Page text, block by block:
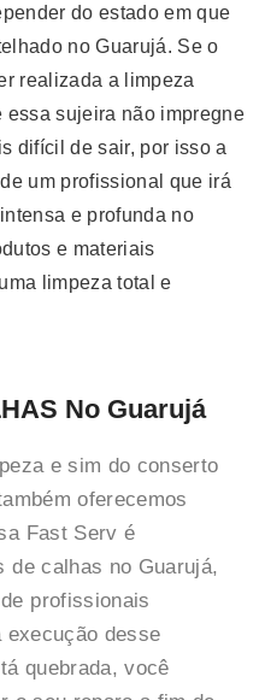
do estado em que
no Guarujá. Se o
realizada a limpeza
essa sujeira não impregne
difícil de sair, por isso a
um profissional que irá
e profunda no
e materiais
limpeza total e
No Guarujá
e sim do conserto
oferecemos
Fast Serv é
de calhas no Guarujá,
profissionais
execução desse
quebrada, você